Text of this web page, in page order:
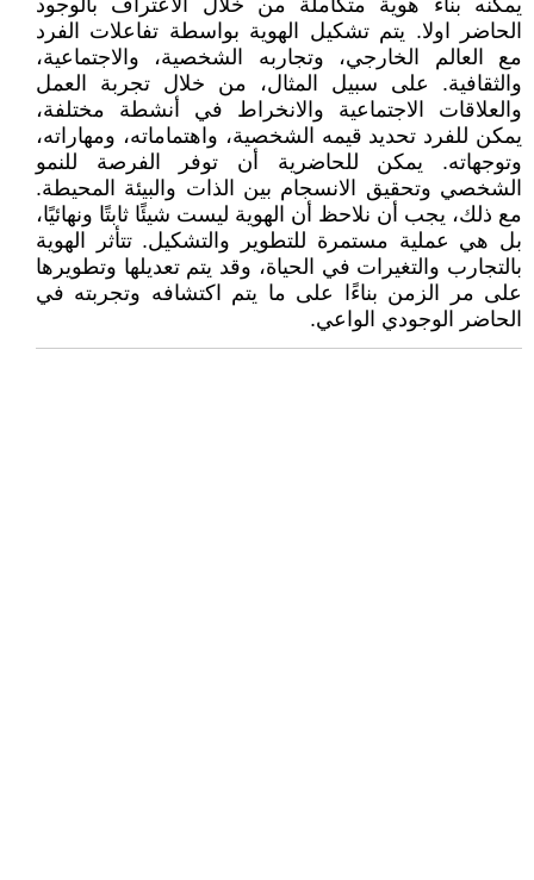
يمكنه بناء هوية متكاملة من خلال الاعتراف بالوجود
الحاضر اولا. يتم تشكيل الهوية بواسطة تفاعلات الفرد
مع العالم الخارجي، وتجاربه الشخصية، والاجتماعية،
والثقافية. على سبيل المثال، من خلال تجربة العمل
والعلاقات الاجتماعية والانخراط في أنشطة مختلفة،
يمكن للفرد تحديد قيمه الشخصية، واهتماماته، ومهاراته،
وتوجهاته. يمكن للحاضرية أن توفر الفرصة للنمو
الشخصي وتحقيق الانسجام بين الذات والبيئة المحيطة.
مع ذلك، يجب أن نلاحظ أن الهوية ليست شيئًا ثابتًا ونهائيًا،
بل هي عملية مستمرة للتطوير والتشكيل. تتأثر الهوية
بالتجارب والتغيرات في الحياة، وقد يتم تعديلها وتطويرها
على مر الزمن بناءًا على ما يتم اكتشافه وتجربته في
الحاضر الوجودي الواعي.